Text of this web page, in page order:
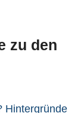
zu den